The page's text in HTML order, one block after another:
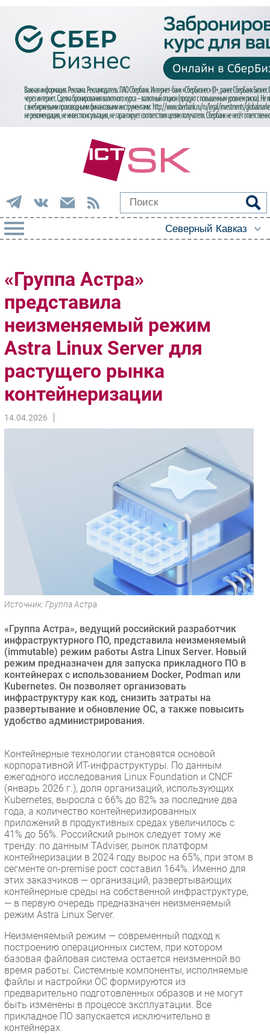
Импорто­замещение
Автоматизация Промышленности
Интернет
Фиксированная связь
Интеграция
Рынок ПК
Торговые сети
Безопасность
Инновации
CIO/Управление ИТ
Гаджеты
Здоровье
РАЗДЕЛЫ
Новости
Аналитика
Интервью
Проекты
IT класс
Тестовый стенд
Каталог компаний
«Группа Астра»
представила
неизменяемый режим
Astra Linux Server для
растущего рынка
контейнеризации
14.04.2026
Источник: Группа Астра
«Группа Астра», ведущий российский разработчик
инфраструктурного ПО, представила неизменяемый
(immutable) режим работы Astra Linux Server. Новый
режим предназначен для запуска прикладного ПО в
контейнерах с использованием Docker, Podman или
Kubernetes. Он позволяет организовать
инфраструктуру как код, снизить затраты на
развертывание и обновление ОС, а также повысить
удобство администрирования.
Контейнерные технологии становятся основой
корпоративной ИТ-инфраструктуры. По данным
ежегодного исследования Linux Foundation и CNCF
(январь 2026 г.), доля организаций, использующих
Kubernetes, выросла с 66% до 82% за последние два
года, а количество контейнеризированных
приложений в продуктивных средах увеличилось с
41% до 56%. Российский рынок следует тому же
тренду: по данным TAdviser, рынок платформ
контейнеризации в 2024 году вырос на 65%, при этом в
сегменте on-premise рост составил 164%. Именно для
этих заказчиков — организаций, развертывающих
контейнерные среды на собственной инфраструктуре,
— в первую очередь предназначен неизменяемый
режим Astra Linux Server.
Неизменяемый режим — современный подход к
построению операционных систем, при котором
базовая файловая система остается неизменной во
время работы. Системные компоненты, исполняемые
файлы и настройки ОС формируются из
предварительно подготовленных образов и не могут
быть изменены в процессе эксплуатации. Все
прикладное ПО запускается исключительно в
контейнерах.